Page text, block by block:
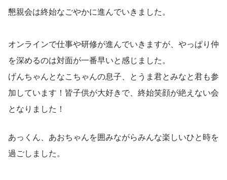
懇親会は終始なごやかに進んでいきました。
オンラインで仕事や研修が進んでいきますが、やっぱり仲
を深めるのは対面が一番早いと感じました。
げんちゃんとなこちゃんの息子、とうま君とみなと君も参
加しています！皆子供が大好きで、終始笑顔が絶えない会
となりました！
あっくん、あおちゃんを囲みながらみんな楽しいひと時を
過ごしました。